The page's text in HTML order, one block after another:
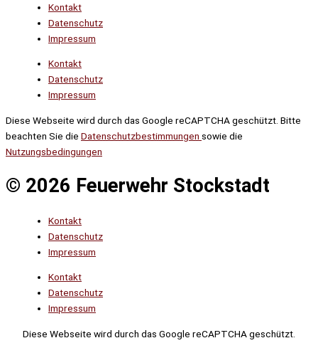
Kontakt
Datenschutz
Impressum
Kontakt
Datenschutz
Impressum
Diese Webseite wird durch das Google reCAPTCHA geschützt. Bitte
beachten Sie die Datenschutzbestimmungen sowie die
Nutzungsbedingungen
© 2026 Feuerwehr Stockstadt
Kontakt
Datenschutz
Impressum
Kontakt
Datenschutz
Impressum
Diese Webseite wird durch das Google reCAPTCHA geschützt.